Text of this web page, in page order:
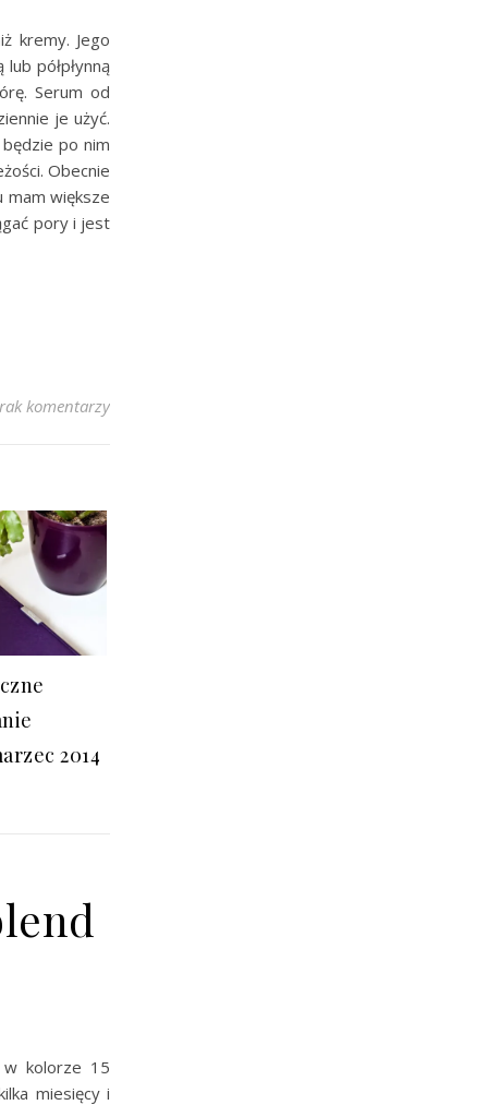
kremy. Jego
półpłynną
Serum od
je użyć.
po nim
Obecnie
mam większe
pory i jest
komentarzy
2014
w kolorze 15
miesięcy i